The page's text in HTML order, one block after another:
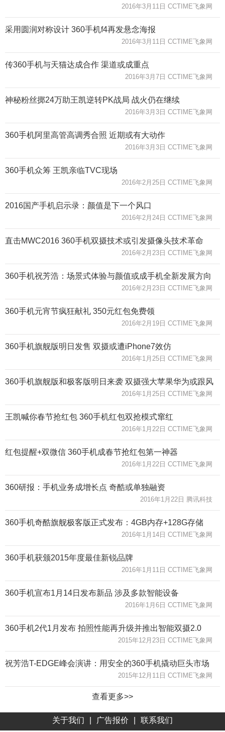
2016年3月11日 CCTIME飞象网
采用圆润对称设计 360手机f4再发悬念海报
2016年3月11日 CCTIME飞象网
传360手机与天猫达成合作 渠道或成重点
2016年3月7日 CCTIME飞象网
神秘粉丝掷24万助王凯逆转PK战局 战火仍在继续
2016年3月3日 CCTIME飞象网
360手机阿里高管高调秀合照 近期或有大动作
2016年3月3日 CCTIME飞象网
360手机众筹 王凯亲临TVC现场
2016年2月25日 CCTIME飞象网
2016国产手机启示录：颜值是下一个风口
2016年2月24日 CCTIME飞象网
直击MWC2016 360手机双摄技术或引发摄像头技术革命
2016年2月23日 CCTIME飞象网
360手机祝芳浩：场景式体验与颜值或成手机全新发展方向
2016年2月23日 CCTIME飞象网
360手机元宵节疯狂献礼 350元红包免费领
2016年2月19日 CCTIME飞象网
360手机旗舰版明日发售 双摄或遭iPhone7效仿
2016年1月25日 CCTIME飞象网
360手机旗舰版和极客版明日来袭 双摄强大苹果华为或跟风
2016年1月25日 CCTIME飞象网
王凯喊你春节抢红包 360手机红包双抢模式窜红
2016年1月22日 CCTIME飞象网
红包提醒+双微信 360手机成春节抢红包第一神器
2016年1月22日 CCTIME飞象网
360研报：手机业务成增长点 奇酷或单独融资
2016年1月22日 腾讯科技
360手机奇酷旗舰极客版正式发布：4GB内存+128G存储
2016年1月14日 CCTIME飞象网
360手机获颁2015年度最佳新锐品牌
2016年1月11日 CCTIME飞象网
360手机宣布1月14日发布新品 涉及多款智能设备
2016年1月6日 CCTIME飞象网
360手机2代1月发布 拍照性能再升级并推出智能双摄2.0
2015年12月23日 CCTIME飞象网
祝芳浩T-EDGE峰会演讲：用安全的360手机撬动巨头市场
2015年12月11日 CCTIME飞象网
查看更多>>
关于我们 广告报价 联系我们